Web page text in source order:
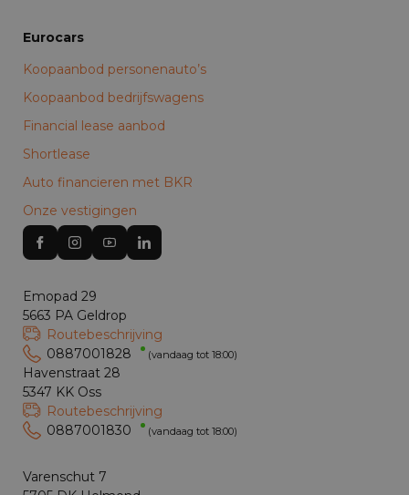
Eurocars
Koopaanbod personenauto’s
Koopaanbod bedrijfswagens
Financial lease aanbod
Shortlease
Auto financieren met BKR
Onze vestigingen
Emopad 29
5663 PA Geldrop
Routebeschrijving
0887001828
(vandaag tot 18:00)
Havenstraat 28
5347 KK Oss
Routebeschrijving
0887001830
(vandaag tot 18:00)
Varenschut 7